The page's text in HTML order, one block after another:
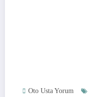
Oto Usta Yorum